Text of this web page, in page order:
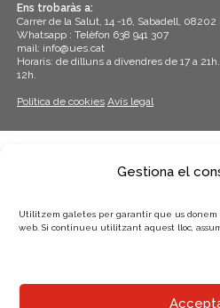
Gestiona el
Utilitzem galetes per garantir que us
web. Si continueu utilitzant aquest lloc,
Ens trobaràs a:
Carrer de la Salut, 14 -16, Sabadell, 08202
Whatsapp : Telèfon 638 941 307
mail: info@ues.cat
Horaris: de dilluns a divendres de 17 a
12h.
Política de cookies Avís legal
AMB EL SUPORT DE: